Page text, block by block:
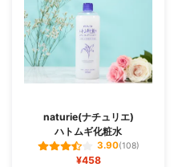
naturie(ナチュリエ)
ハトムギ化粧水
3.90(108)
¥458